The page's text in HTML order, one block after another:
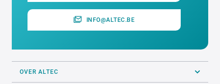
INFO@ALTEC.BE
OVER ALTEC